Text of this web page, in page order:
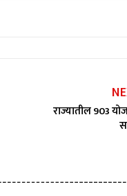
राज्यातील 903